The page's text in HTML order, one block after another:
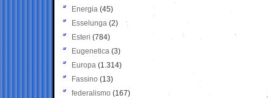
Energia (45)
Esselunga (2)
Esteri (784)
Eugenetica (3)
Europa (1.314)
Fassino (13)
federalismo (167)